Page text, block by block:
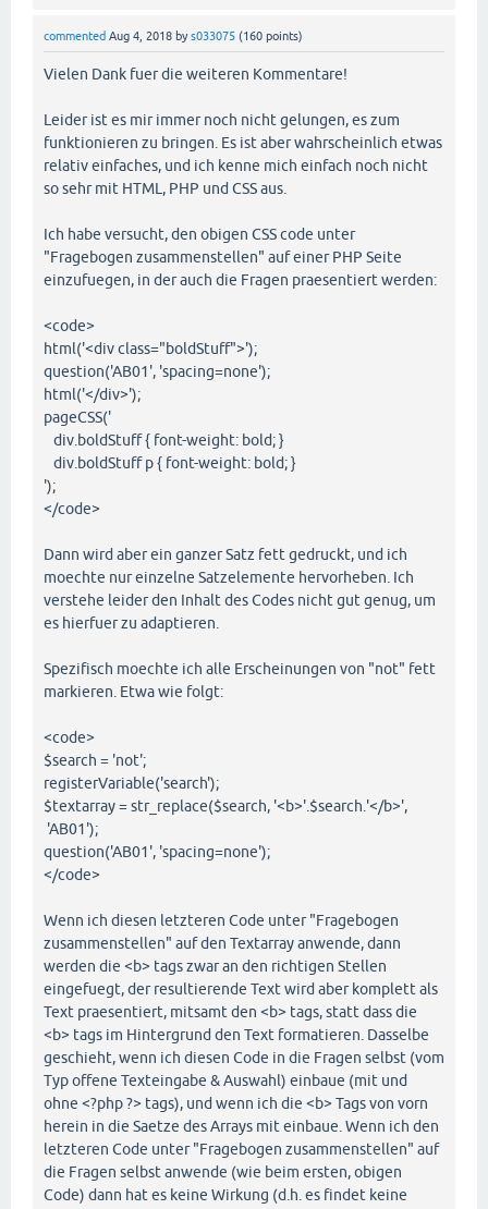
commented Aug 4, 2018 bys033075 (160 points)
Vielen Dank fuer die weiteren Kommentare!
Leider ist es mir immer noch nicht gelungen, es zum
funktionieren zu bringen. Es ist aber wahrscheinlich etwas
relativ einfaches, und ich kenne mich einfach noch nicht
so sehr mit HTML, PHP und CSS aus.
Ich habe versucht, den obigen CSS code unter
"Fragebogen zusammenstellen" auf einer PHP Seite
einzufuegen, in der auch die Fragen praesentiert werden:
<code>
html('<div class="boldStuff">');
question('AB01', 'spacing=none');
html('</div>');
pageCSS('
div.boldStuff { font-weight: bold; }
div.boldStuff p { font-weight: bold; }
');
</code>
Dann wird aber ein ganzer Satz fett gedruckt, und ich
moechte nur einzelne Satzelemente hervorheben. Ich
verstehe leider den Inhalt des Codes nicht gut genug, um
es hierfuer zu adaptieren.
Spezifisch moechte ich alle Erscheinungen von "not" fett
markieren. Etwa wie folgt:
<code>
$search = 'not';
registerVariable('search');
$textarray = str_replace($search, '<b>'.$search.'</b>',
'AB01');
question('AB01', 'spacing=none');
</code>
Wenn ich diesen letzteren Code unter "Fragebogen
zusammenstellen" auf den Textarray anwende, dann
werden die <b> tags zwar an den richtigen Stellen
eingefuegt, der resultierende Text wird aber komplett als
Text praesentiert, mitsamt den <b> tags, statt dass die
<b> tags im Hintergrund den Text formatieren. Dasselbe
geschieht, wenn ich diesen Code in die Fragen selbst (vom
Typ offene Texteingabe & Auswahl) einbaue (mit und
ohne <?php ?> tags), und wenn ich die <b> Tags von vorn
herein in die Saetze des Arrays mit einbaue. Wenn ich den
letzteren Code unter "Fragebogen zusammenstellen" auf
die Fragen selbst anwende (wie beim ersten, obigen
Code) dann hat es keine Wirkung (d.h. es findet keine